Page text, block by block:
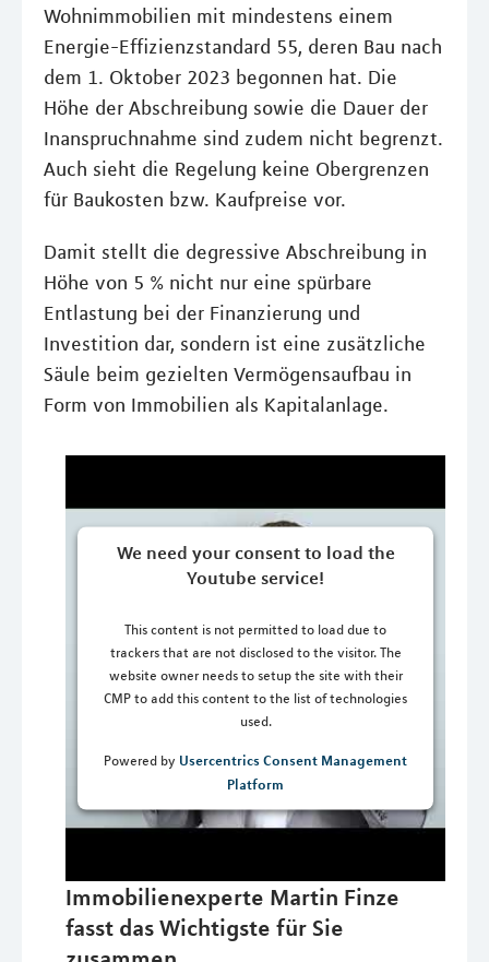
Wohnimmobilien mit mindestens einem
Energie-Effizienzstandard 55, deren Bau nach
dem 1. Oktober 2023 begonnen hat. Die
Höhe der Abschreibung sowie die Dauer der
Inanspruchnahme sind zudem nicht begrenzt.
Auch sieht die Regelung keine Obergrenzen
für Baukosten bzw. Kaufpreise vor.
Damit stellt die degressive Abschreibung in
Höhe von 5 % nicht nur eine spürbare
Entlastung bei der Finanzierung und
Investition dar, sondern ist eine zusätzliche
Säule beim gezielten Vermögensaufbau in
Form von Immobilien als Kapitalanlage.
We need your consent to load the
Youtube service!
This content is not permitted to load due to
trackers that are not disclosed to the visitor. The
website owner needs to setup the site with their
CMP to add this content to the list of technologies
used.
Powered by Usercentrics Consent Management
Platform
Immobilienexperte Martin Finze
fasst das Wichtigste für Sie